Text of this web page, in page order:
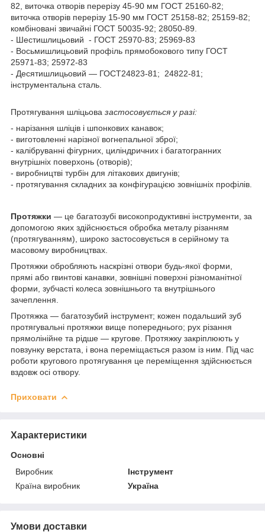
82, виточка отворів перерізу 45-90 мм ГОСТ 25160-82;
виточка отворів перерізу 15-90 мм ГОСТ 25158-82; 25159-82;
комбіновані звичайні ГОСТ 50035-92; 28050-89.
- Шестишлицьовий - ГОСТ 25970-83; 25969-83
- Восьмишлицьовий профіль прямобокового типу ГОСТ
25971-83; 25972-83
- Десятишлицьовий — ГОСТ24823-81; 24822-81;
інструментальна сталь.
Протягування шліцьова застосовується у разі:
- нарізання шліців і шпонкових канавок;
- виготовленні нарізної вогнепальної зброї;
- калібруванні фігурних, циліндричних і багатогранних
внутрішніх поверхонь (отворів);
- виробництві турбін для літакових двигунів;
- протягування складних за конфігурацією зовнішніх профілів.
Протяжки — це багатозубі високопродуктивні інструменти, за
допомогою яких здійснюється обробка металу різанням
(протягуванням), широко застосовується в серійному та
масовому виробництвах.
Протяжки обробляють наскрізні отвори будь-якої форми,
прямі або гвинтові канавки, зовнішні поверхні різноманітної
форми, зубчасті колеса зовнішнього та внутрішнього
зачеплення.
Протяжка — багатозубий інструмент; кожен подальший зуб
протягувальні протяжки вище попереднього; рух різання
прямолінійне та рідше — кругове. Протяжку закріплюють у
повзунку верстата, і вона переміщається разом із ним. Під час
роботи кругового протягування це переміщення здійснюється
вздовж осі отвору.
Приховати
Характеристики
Основні
Виробник
Інструмент
Країна виробник
Україна
Умови доставки